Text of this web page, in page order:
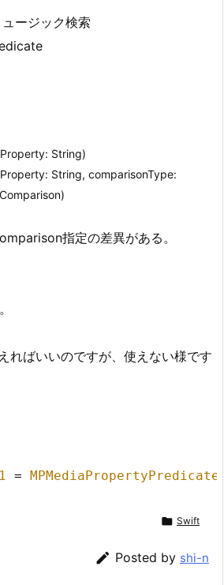
ージック検索
String)
String, comparisonType:
指定の差異がある。
ればいいのですが、使えない様です
= MPMediaPropertyPredicate
 Swift
 Posted by shi-n